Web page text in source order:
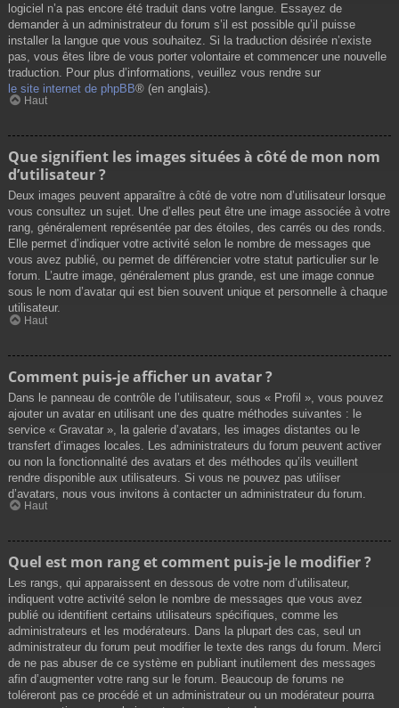
logiciel n’a pas encore été traduit dans votre langue. Essayez de
demander à un administrateur du forum s’il est possible qu’il puisse
installer la langue que vous souhaitez. Si la traduction désirée n’existe
pas, vous êtes libre de vous porter volontaire et commencer une nouvelle
traduction. Pour plus d’informations, veuillez vous rendre sur
le site internet de phpBB® (en anglais).
Haut
Que signifient les images situées à côté de mon nom
d’utilisateur ?
Deux images peuvent apparaître à côté de votre nom d’utilisateur lorsque
vous consultez un sujet. Une d’elles peut être une image associée à votre
rang, généralement représentée par des étoiles, des carrés ou des ronds.
Elle permet d’indiquer votre activité selon le nombre de messages que
vous avez publié, ou permet de différencier votre statut particulier sur le
forum. L’autre image, généralement plus grande, est une image connue
sous le nom d’avatar qui est bien souvent unique et personnelle à chaque
utilisateur.
Haut
Comment puis-je afficher un avatar ?
Dans le panneau de contrôle de l’utilisateur, sous « Profil », vous pouvez
ajouter un avatar en utilisant une des quatre méthodes suivantes : le
service « Gravatar », la galerie d’avatars, les images distantes ou le
transfert d’images locales. Les administrateurs du forum peuvent activer
ou non la fonctionnalité des avatars et des méthodes qu’ils veuillent
rendre disponible aux utilisateurs. Si vous ne pouvez pas utiliser
d’avatars, nous vous invitons à contacter un administrateur du forum.
Haut
Quel est mon rang et comment puis-je le modifier ?
Les rangs, qui apparaissent en dessous de votre nom d’utilisateur,
indiquent votre activité selon le nombre de messages que vous avez
publié ou identifient certains utilisateurs spécifiques, comme les
administrateurs et les modérateurs. Dans la plupart des cas, seul un
administrateur du forum peut modifier le texte des rangs du forum. Merci
de ne pas abuser de ce système en publiant inutilement des messages
afin d’augmenter votre rang sur le forum. Beaucoup de forums ne
toléreront pas ce procédé et un administrateur ou un modérateur pourra